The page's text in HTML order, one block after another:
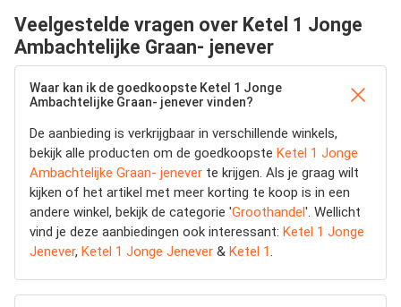
Veelgestelde vragen over Ketel 1 Jonge
Ambachtelijke Graan- jenever
Waar kan ik de goedkoopste Ketel 1 Jonge
Ambachtelijke Graan- jenever vinden?
De aanbieding is verkrijgbaar in verschillende winkels,
bekijk alle producten om de goedkoopste Ketel 1 Jonge
Ambachtelijke Graan- jenever te krijgen. Als je graag wilt
kijken of het artikel met meer korting te koop is in een
andere winkel, bekijk de categorie 'Groothandel'. Wellicht
vind je deze aanbiedingen ook interessant: Ketel 1 Jonge
Jenever, Ketel 1 Jonge Jenever & Ketel 1